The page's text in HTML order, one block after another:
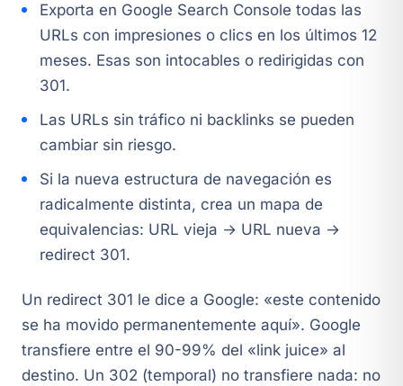
Exporta en Google Search Console todas las
URLs con impresiones o clics en los últimos 12
meses. Esas son intocables o redirigidas con
301.
Las URLs sin tráfico ni backlinks se pueden
cambiar sin riesgo.
Si la nueva estructura de navegación es
radicalmente distinta, crea un mapa de
equivalencias: URL vieja → URL nueva →
redirect 301.
Un redirect 301 le dice a Google: «este contenido
se ha movido permanentemente aquí». Google
transfiere entre el 90-99% del «link juice» al
destino. Un 302 (temporal) no transfiere nada: no